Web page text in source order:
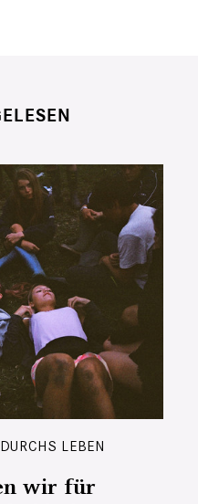
LEBEN
wir für